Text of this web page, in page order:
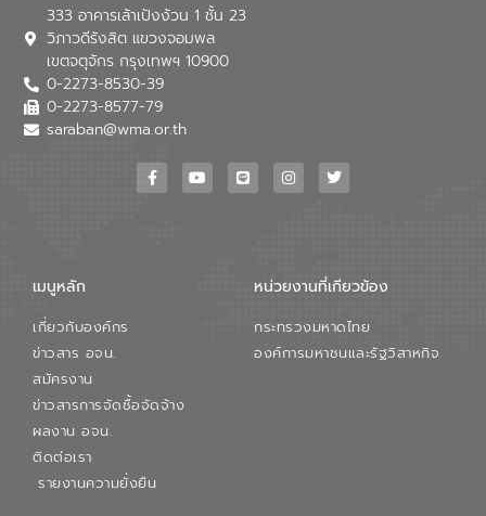
ใช้น้ำที่พุ่งสูงขึ้นจากการขยายตัวของ
การองค์การจัดการน้ำเสีย กล่าวถึงภารกิจ
เพื่อสนับสนุนการพัฒนาเมืองอย่างยั่งยืน
ขณะที่ นายบดินทร์ อุดล กรรมการผู้อำนวย
สมดุลทางเศรษฐกิจและสิ่งแวดล้อมได้อย่าง
ภาคเอกชนในครั้งนี้ นับเป็นก้าวสำคัญของ
องค์การจัดการน้ำเสีย (อจน.) ในการร่วมวาง
333 อาคารเล้าเป้งง้วน 1 ชั้น 23
วิภาวดีรังสิต แขวงจอมพล
เขตจตุจักร กรุงเทพฯ 10900
0-2273-8530-39
0-2273-8577-79
saraban@wma.or.th
เมนูหลัก
เกี่ยวกับองค์กร
ข่าวสาร อจน.
สมัครงาน
ข่าวสารการจัดซื้อจัดจ้าง
ผลงาน อจน.
ติดต่อเรา
รายงานความยั่งยืน
หน่วยงานที่เกียวข้อง
กระทรวงมหาดไทย
องค์การมหาชนและรัฐวิสาหกิจ